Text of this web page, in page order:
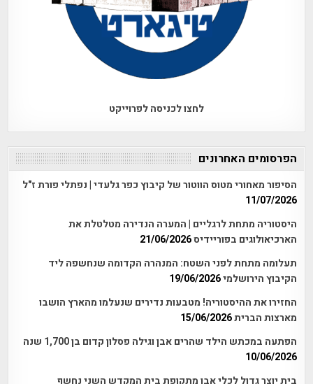
לחצו לכניסה לפרוייקט
הפרסומים האחרונים
הסיפור מאחורי מטוס הווטור של קיבוץ כפר גלעדי | נפתלי פורת ז"ל
11/07/2026
היסטוריה מתחת לרגליים | המערה הנדירה מטלטלת את
הארכיאולוגים בפוריידיס21/06/2026
תעלומה מתחת לפני השטח: המנהרה הקדומה שנחשפה ליד
הקיבוץ הירושלמי19/06/2026
החזירו את ההיסטוריה! מטבעות נדירים שנעלמו מהארץ הושבו
מארצות הברית15/06/2026
הפתעה במכתש הילד שהרים אבן וגילה פסלון קדום בן 1,700 שנה
10/06/2026
בית יוצר גדול לכלי אבן מתקופת בית המקדש השני נחשף